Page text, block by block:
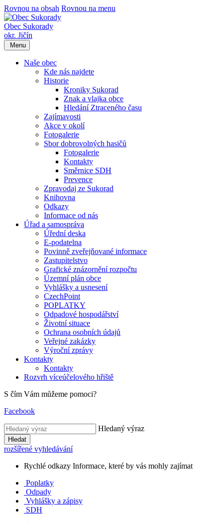
Rovnou na obsah Rovnou na menu
Obec Sukorady
okr. Jičín
Menu
Naše obec
Kde nás najdete
Historie
Kroniky Sukorad
Znak a vlajka obce
Hledání Ztraceného času
Zajímavosti
Akce v okolí
Fotogalerie
Sbor dobrovolných hasičů
Fotogalerie
Kontakty
Směrnice SDH
Prevence
Zpravodaj ze Sukorad
Knihovna
Odkazy
Informace od nás
Úřad a samospráva
Úřední deska
E-podatelna
Povinně zveřejňované informace
Zastupitelstvo
Grafické znázornění rozpočtu
Územní plán obce
Vyhlášky a usnesení
CzechPoint
POPLATKY
Odpadové hospodářství
Životní situace
Ochrana osobních údajů
Veřejné zakázky
Výroční zprávy
Kontakty
Kontakty
Rozvrh víceúčelového hřiště
S čím Vám můžeme pomoci?
Facebook
Hledaný výraz
Hledat
rozšířené vyhledávání
Rychlé odkazy Informace, které by vás mohly zajímat
Poplatky
Odpady
Vyhlášky a zápisy
SDH